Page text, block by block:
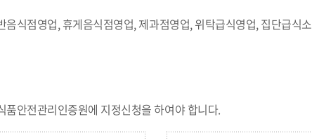
음식점영업, 휴게음식점영업, 제과점영업, 위탁급식영업, 집단급식소
품안전관리인증원에 지정신청을 하여야 합니다.